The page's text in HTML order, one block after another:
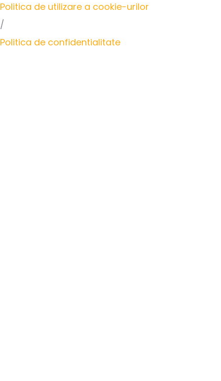
Politica de utilizare a cookie-urilor
/
Politica de confidentialitate